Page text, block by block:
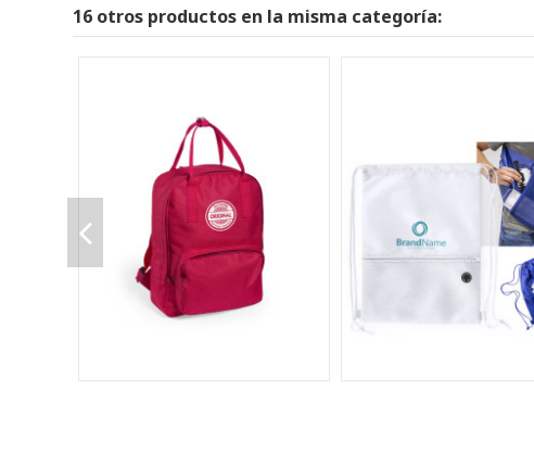
16 otros productos en la misma categoría: